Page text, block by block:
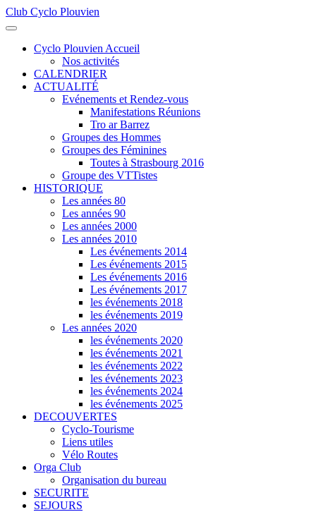
Club Cyclo Plouvien
Cyclo Plouvien Accueil
Nos activités
CALENDRIER
ACTUALITÉ
Evénements et Rendez-vous
Manifestations Réunions
Tro ar Barrez
Groupes des Hommes
Groupes des Féminines
Toutes à Strasbourg 2016
Groupe des VTTistes
HISTORIQUE
Les années 80
Les années 90
Les années 2000
Les années 2010
Les événements 2014
Les événements 2015
Les événements 2016
Les événements 2017
les événements 2018
les événements 2019
Les années 2020
les événements 2020
les événements 2021
les événements 2022
les événements 2023
les événements 2024
les événements 2025
DECOUVERTES
Cyclo-Tourisme
Liens utiles
Vélo Routes
Orga Club
Organisation du bureau
SECURITE
SEJOURS
précédente
précédent
suivante
suivant